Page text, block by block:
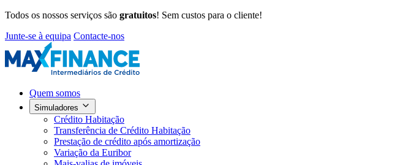
Todos os nossos serviços são gratuitos! Sem custos para o cliente!
Junte-se à equipa Contacte-nos
Quem somos
Simuladores
Crédito Habitação
Transferência de Crédito Habitação
Prestação de crédito após amortização
Variação da Euribor